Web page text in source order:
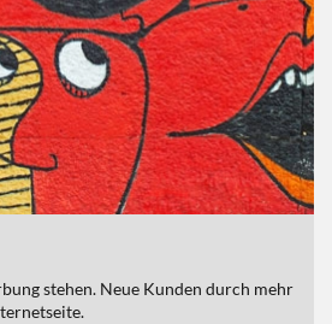
stehen. Neue Kunden durch mehr